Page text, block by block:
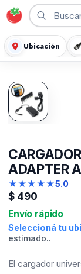
Ubicación
ADAPTER
★★★★★5.0
$ 490
Envío rápido
Seleccioná tu
estimado..
El cargador